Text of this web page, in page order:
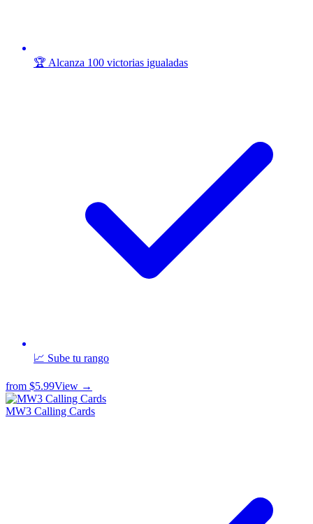
🏆 Alcanza 100 victorias igualadas
📈 Sube tu rango
from $5.99View →
MW3 Calling Cards